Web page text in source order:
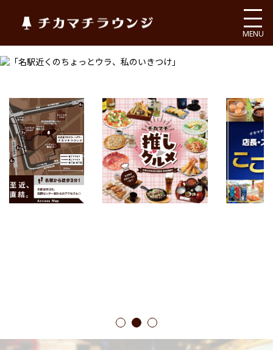
チカマチラウンジ
MENU
1 2 3